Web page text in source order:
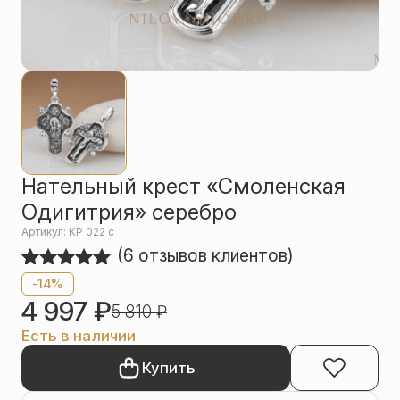
Цепи
Чётки
Шнурки на
Другое
Нательный крест «Смоленская
Одигитрия» серебро
Артикул: КР 022 c
Рейтинг
5.00из 5
на основе
опроса
6
пользователей
(6 отзывов клиентов)
-14%
4 997 ₽5 810₽
Есть в наличии
Купить